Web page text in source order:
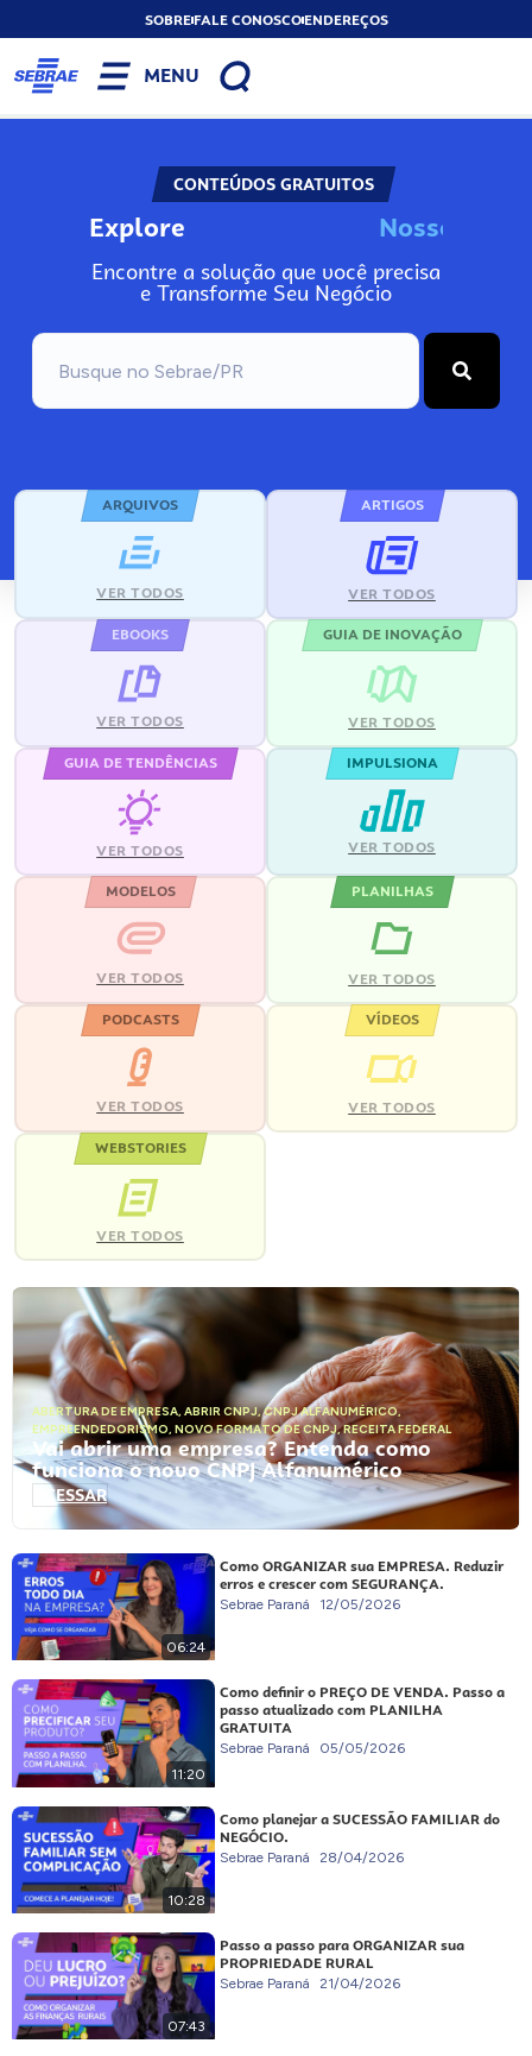
SOBREFALE CONOSCOENDEREÇOS
MENU
CONTEÚDOS GRATUITOS
Explore Noss
Encontre a solução que você precisa
e Transforme Seu Negócio
ARQUIVOS
VER TODOS
ARTIGOS
VER TODOS
EBOOKS
VER TODOS
GUIA DE INOVAÇÃO
VER TODOS
GUIA DE TENDÊNCIAS
VER TODOS
IMPULSIONA
VER TODOS
MODELOS
VER TODOS
PLANILHAS
VER TODOS
PODCASTS
VER TODOS
VÍDEOS
VER TODOS
WEBSTORIES
VER TODOS
ABERTURA DE EMPRESA, ABRIR CNPJ,CNPJ ALFANUMÉRICO,
EMPREENDEDORISMO, NOVO FORMATO DE CNPJ,RECEITA FEDERAL
Vai abrir uma empresa? Entenda como
funciona o novo CNPJ Alfanumérico
ACESSAR
06:24
Como ORGANIZAR sua EMPRESA. Reduzir
erros e crescer com SEGURANÇA.
Sebrae Paraná 12/05/2026
11:20
Como definir o PREÇO DE VENDA. Passo a
passo atualizado com PLANILHA
GRATUITA
Sebrae Paraná 05/05/2026
10:28
Como planejar a SUCESSÃO FAMILIAR do
NEGÓCIO.
Sebrae Paraná 28/04/2026
07:43
Passo a passo para ORGANIZAR sua
PROPRIEDADE RURAL
Sebrae Paraná 21/04/2026